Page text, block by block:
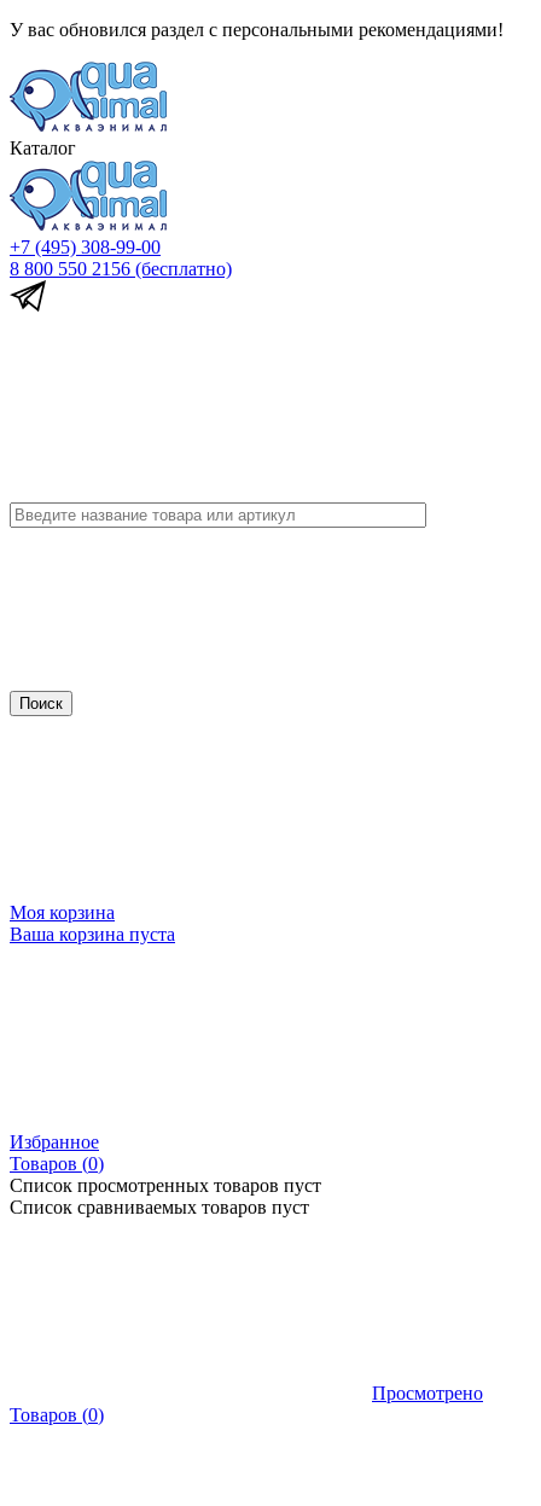
У вас обновился раздел с персональными рекомендациями!
Каталог
+7 (495) 308-99-00
8 800 550 2156 (бесплатно)
Моя корзина
Ваша корзина пуста
Избранное
Товаров (0)
Список просмотренных товаров пуст
Список сравниваемых товаров пуст
Просмотрено
Товаров (0)